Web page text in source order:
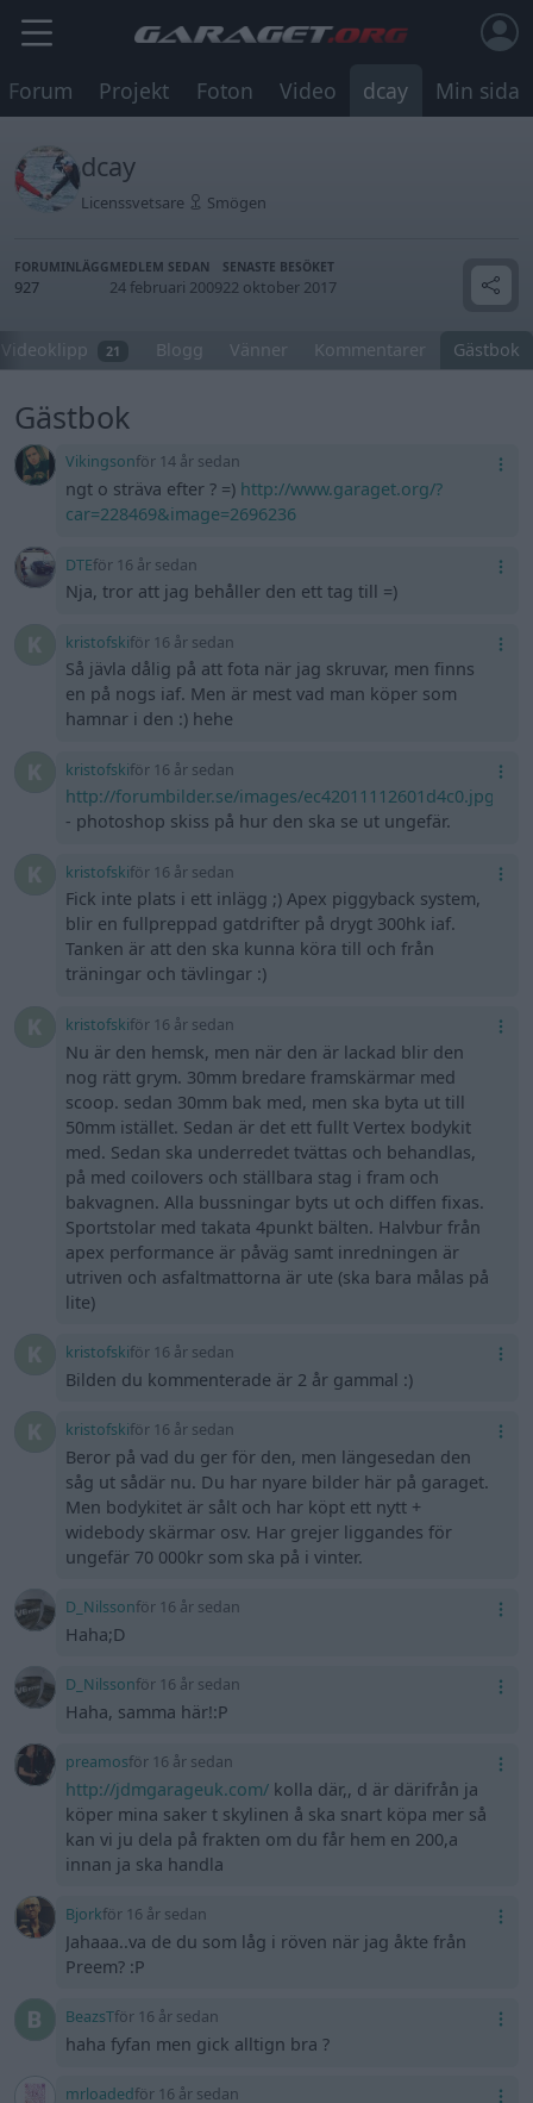
Forum Projekt Foton Video dcay Min sida
dcay
Licenssvetsare Smögen
FORUMINLÄGG
927
MEDLEM SEDAN
24 februari 2009
SENASTE BESÖKET
22 oktober 2017
Videoklipp 21 Blogg Vänner Kommentarer Gästbok
Gästbok
Vikingsonför 14 år sedan
ngt o sträva efter ? =) http://www.garaget.org/?
car=228469&image=2696236
DTEför 16 år sedan
Nja, tror att jag behåller den ett tag till =)
kristofskiför 16 år sedan
Så jävla dålig på att fota när jag skruvar, men finns
en på nogs iaf. Men är mest vad man köper som
hamnar i den :) hehe
kristofskiför 16 år sedan
http://forumbilder.se/images/ec42011112601d4c0.jpg
- photoshop skiss på hur den ska se ut ungefär.
kristofskiför 16 år sedan
Fick inte plats i ett inlägg ;) Apex piggyback system,
blir en fullpreppad gatdrifter på drygt 300hk iaf.
Tanken är att den ska kunna köra till och från
träningar och tävlingar :)
kristofskiför 16 år sedan
Nu är den hemsk, men när den är lackad blir den
nog rätt grym. 30mm bredare framskärmar med
scoop. sedan 30mm bak med, men ska byta ut till
50mm istället. Sedan är det ett fullt Vertex bodykit
med. Sedan ska underredet tvättas och behandlas,
på med coilovers och ställbara stag i fram och
bakvagnen. Alla bussningar byts ut och diffen fixas.
Sportstolar med takata 4punkt bälten. Halvbur från
apex performance är påväg samt inredningen är
utriven och asfaltmattorna är ute (ska bara målas på
lite)
kristofskiför 16 år sedan
Bilden du kommenterade är 2 år gammal :)
kristofskiför 16 år sedan
Beror på vad du ger för den, men längesedan den
såg ut sådär nu. Du har nyare bilder här på garaget.
Men bodykitet är sålt och har köpt ett nytt +
widebody skärmar osv. Har grejer liggandes för
ungefär 70 000kr som ska på i vinter.
D_Nilssonför 16 år sedan
Haha;D
D_Nilssonför 16 år sedan
Haha, samma här!:P
preamosför 16 år sedan
http://jdmgarageuk.com/ kolla där,, d är därifrån ja
köper mina saker t skylinen å ska snart köpa mer så
kan vi ju dela på frakten om du får hem en 200,a
innan ja ska handla
Bjorkför 16 år sedan
Jahaaa..va de du som låg i röven när jag åkte från
Preem? :P
BeazsTför 16 år sedan
haha fyfan men gick alltign bra ?
mrloadedför 16 år sedan